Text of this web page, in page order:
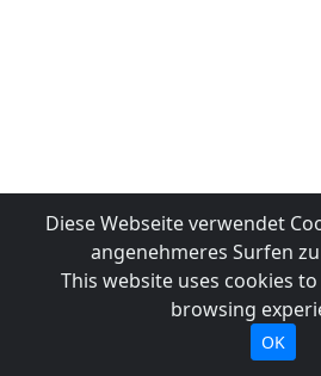
Diese Webseite verwendet
angenehmeres Surfen
This website uses cookies
browsing
OK